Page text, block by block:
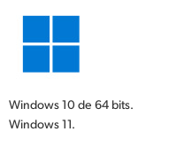
Windows 10 de 64 bits.
Windows 11.